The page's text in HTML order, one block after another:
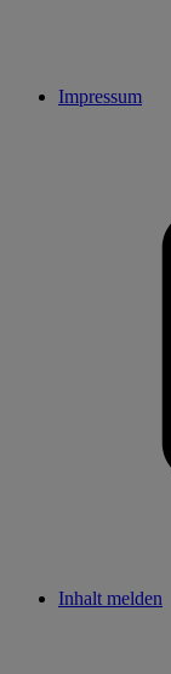
Impressum
Inhalt melden